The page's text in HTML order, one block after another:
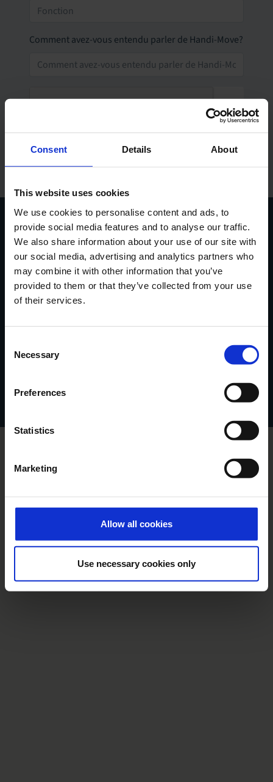
Consent Details About
This website uses cookies
We use cookies to personalise content and ads, to
provide social media features and to analyse our traffic.
We also share information about your use of our site with
our social media, advertising and analytics partners who
may combine it with other information that you’ve
provided to them or that they’ve collected from your use
of their services.
Selection
Necessary
Preferences
Statistics
Marketing
Allow all cookies
Use necessary cookies only
Comment avez-vous entendu parler de Handi-Move?
Envoyer
Handi-Move Belgique
Ten Beukeboom 13
I.Z. Appelterre, B-9400 Ninove
info@handimove.com